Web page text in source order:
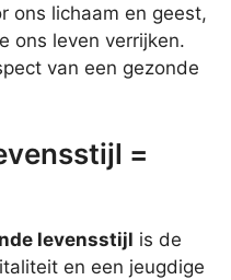
ons lichaam en geest,
ons leven verrijken.
van een gezonde
=
levensstijl is de
en een jeugdige